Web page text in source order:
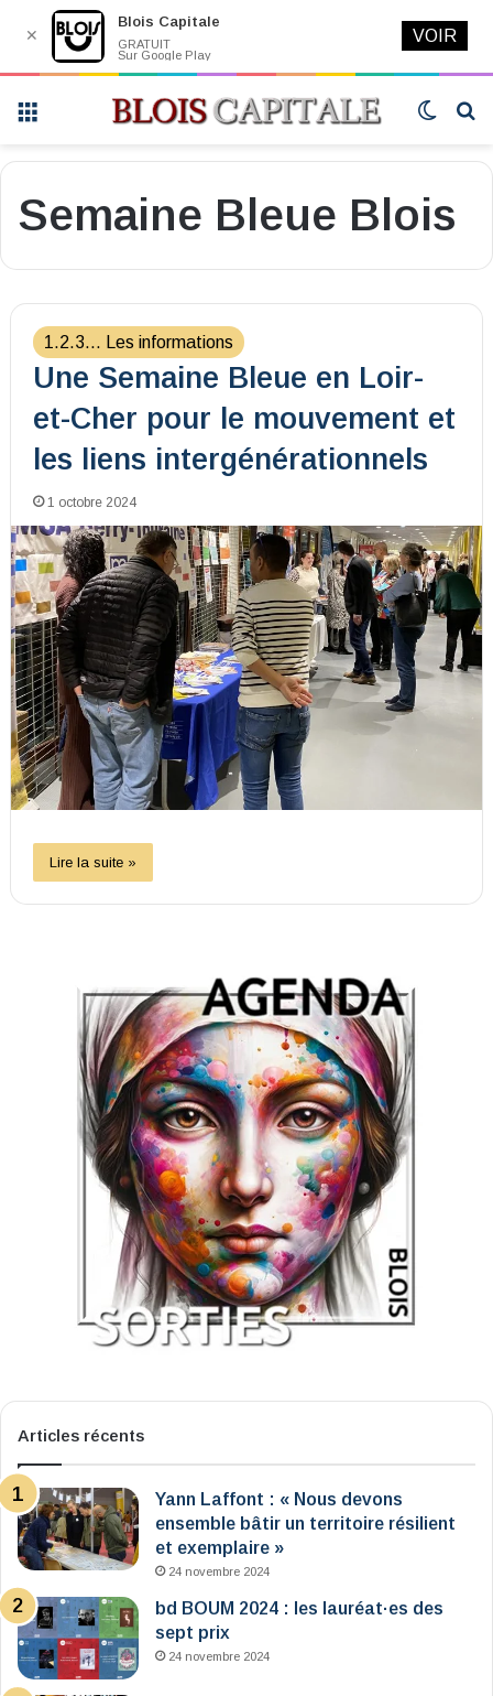
Switch
Semaine Bleue Blois
1.2.3... Les informations
Une Semaine Bleue en Loir-
et-Cher pour le mouvement et
les liens intergénérationnels
1 octobre 2024
Lire la suite »
Articles récents
Yann Laffont : « Nous devons
ensemble bâtir un territoire résilient
et exemplaire »
24 novembre 2024
bd BOUM 2024 : les lauréat·es des
sept prix
24 novembre 2024
✕
Blois Capitale
GRATUIT
Sur Google Play
VOIR